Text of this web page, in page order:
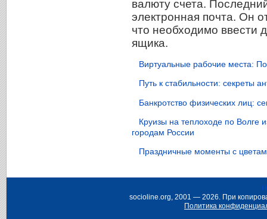
валюту счета.
электронная почта. Он
что необходимо ввести
ящика.
Виртуальные рабочие места:
Путь к стабильности: секреты
Банкротство физических лиц:
Круизы на теплоходе по Волге
городам России
Праздничные моменты с
socioline.org, 2001 — 2026. При
Политика